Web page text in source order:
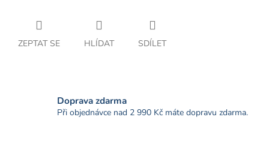
ZEPTAT SE HLÍDAT SDÍLET
Doprava zdarma
Při objednávce nad 2 990 Kč máte dopravu zdarma.